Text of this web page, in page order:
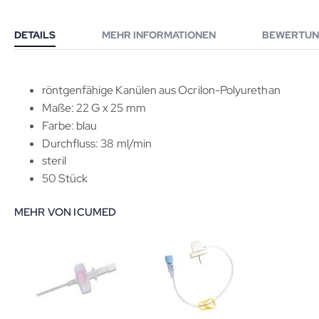
DETAILS
röntgenfähige Kanülen aus Ocrilon-Polyurethan
Maße: 22 G x 25 mm
Farbe: blau
Durchfluss: 38 ml/min
steril
50 Stück
MEHR INFORMATIONEN
MEHR VON ICUMED